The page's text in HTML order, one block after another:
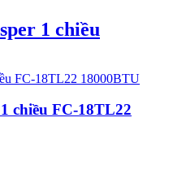
1 chiều
chiều FC-18TL22